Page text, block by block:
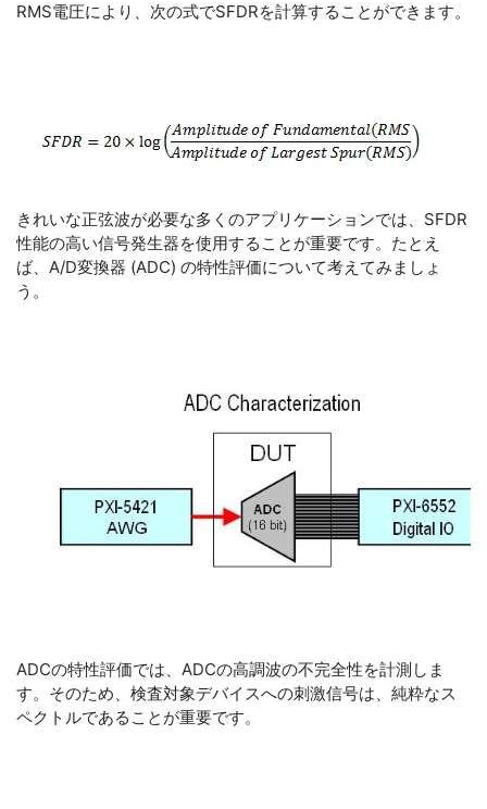
RMS電圧により、次の式でSFDRを計算することができます。
きれいな正弦波が必要な多くのアプリケーションでは、SFDR
性能の高い信号発生器を使用することが重要です。たとえ
ば、A/D変換器 (ADC) の特性評価について考えてみましょ
う。
ADCの特性評価では、ADCの高調波の不完全性を計測しま
す。そのため、検査対象デバイスへの刺激信号は、純粋なス
ペクトルであることが重要です。